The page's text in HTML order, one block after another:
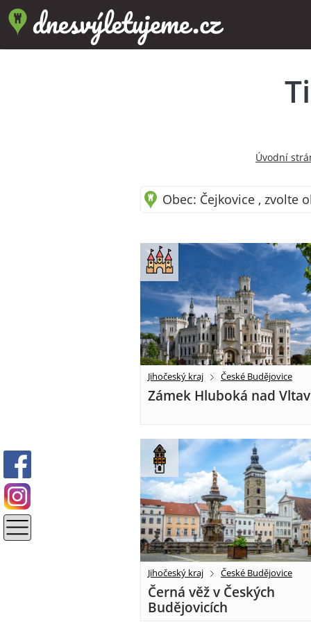
Úvodní
Obec: Čejkovice , zvolte
Jihočeský kraj České Budějovice
Zámek Hluboká nad
Jihočeský kraj České Budějovice
Černá věž v Českých
Budějovicích